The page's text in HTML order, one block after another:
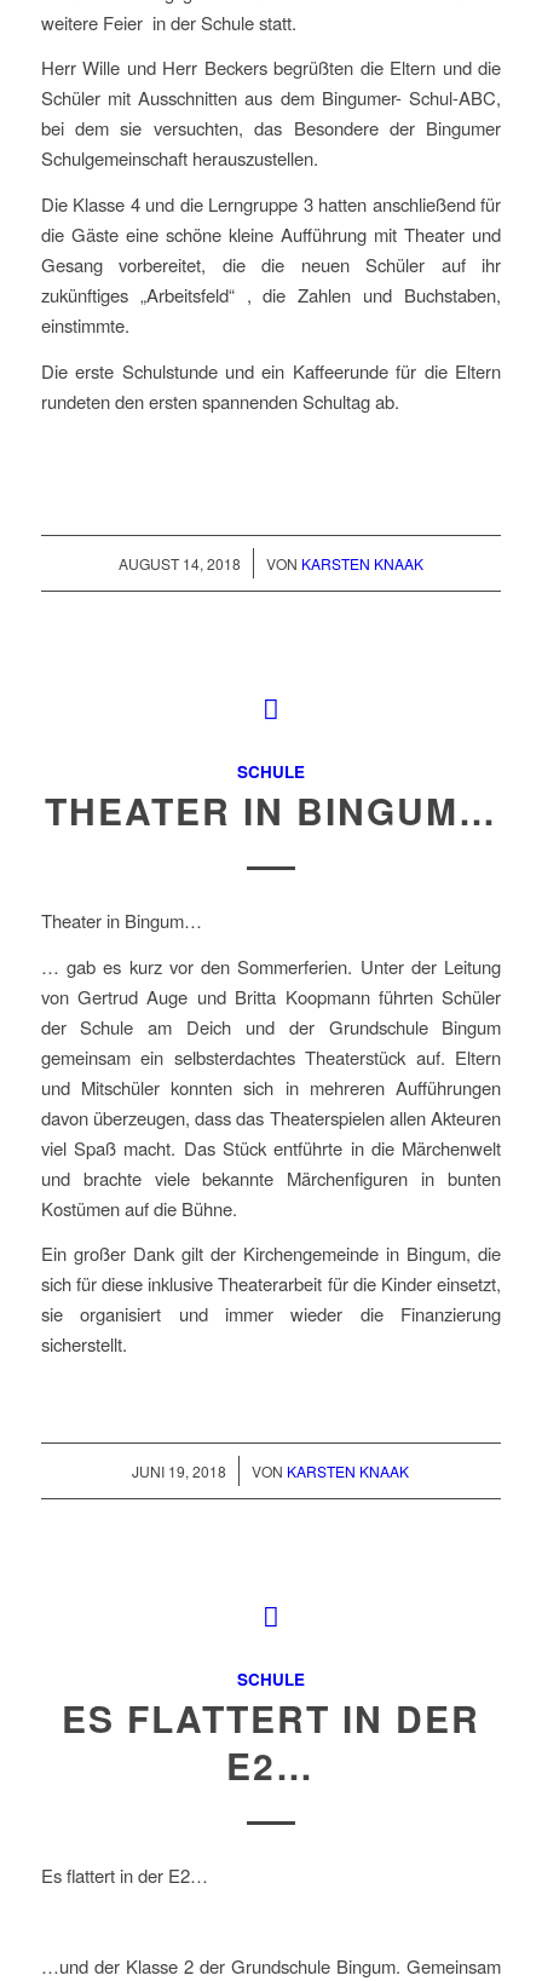
weitere Feier in der Schule statt.
Herr Wille und Herr Beckers begrüßten die Eltern und die
Schüler mit Ausschnitten aus dem Bingumer- Schul-ABC,
bei dem sie versuchten, das Besondere der Bingumer
Schulgemeinschaft herauszustellen.
Die Klasse 4 und die Lerngruppe 3 hatten anschließend für
die Gäste eine schöne kleine Aufführung mit Theater und
Gesang vorbereitet, die die neuen Schüler auf ihr
zukünftiges „Arbeitsfeld“ , die Zahlen und Buchstaben,
einstimmte.
Die erste Schulstunde und ein Kaffeerunde für die Eltern
rundeten den ersten spannenden Schultag ab.
AUGUST 14, 2018
/ VON KARSTEN KNAAK
SCHULE
THEATER IN BINGUM…
Theater in Bingum…
… gab es kurz vor den Sommerferien. Unter der Leitung
von Gertrud Auge und Britta Koopmann führten Schüler
der Schule am Deich und der Grundschule Bingum
gemeinsam ein selbsterdachtes Theaterstück auf. Eltern
und Mitschüler konnten sich in mehreren Aufführungen
davon überzeugen, dass das Theaterspielen allen Akteuren
viel Spaß macht. Das Stück entführte in die Märchenwelt
und brachte viele bekannte Märchenfiguren in bunten
Kostümen auf die Bühne.
Ein großer Dank gilt der Kirchengemeinde in Bingum, die
sich für diese inklusive Theaterarbeit für die Kinder einsetzt,
sie organisiert und immer wieder die Finanzierung
sicherstellt.
JUNI 19, 2018
/ VON KARSTEN KNAAK
SCHULE
ES FLATTERT IN DER
E2…
Es flattert in der E2…
…und der Klasse 2 der Grundschule Bingum. Gemeinsam